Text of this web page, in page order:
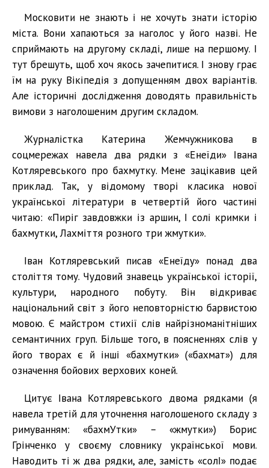
Московити не знають і не хочуть знати історію
міста. Вони хапаються за наголос у його назві. Не
сприймають на другому складі, лише на першому. І
тут брешуть, щоб хоч якось зачепитися. І знову грає
їм на руку Вікіпедія з допущенням двох варіантів.
Але історичні дослідження доводять правильність
вимови з наголошеним другим складом.
Журналістка Катерина Жемчужникова в
соцмережах навела два рядки з «Енеїди» Івана
Котляревського про бахмутку. Мене зацікавив цей
приклад. Так, у відомому творі класика нової
української літератури в четвертій його частині
читаю: «Пиріг завдовжки із аршин, І солі кримки і
бахмутки, Лахміття розного три жмутки».
Іван Котляревський писав «Енеїду» понад два
століття тому. Чудовий знавець української історії,
культури, народного побуту. Він відкриває
національний світ з його неповторністю барвистою
мовою. Є майстром стихії слів найрізноманітніших
семантичних груп. Більше того, в поясненнях слів у
його творах є й інші «бахмутки» («бахмат») для
означення бойових верхових коней.
Цитує Івана Котляревського двома рядками (я
навела третій для уточнення наголошеного складу з
римуванням: «бахмУтки» – «жмутки») Борис
Грінченко у своєму словнику української мови.
Наводить ті ж два рядки, але, замість «солІ» подає